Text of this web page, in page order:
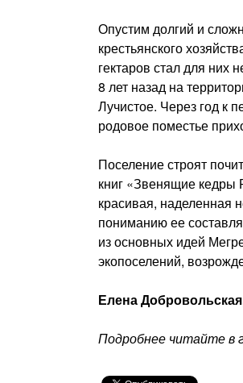
Опустим долгий и
крестьянского
гектаров стал для них
8 лет назад на
Лучистое. Через год к
родовое поместье
Поселение строят
книг «Звенящие кедры
красивая, наделенная
пониманию ее
из основных идей
экопоселений,
Елена
Подробнее читайте в